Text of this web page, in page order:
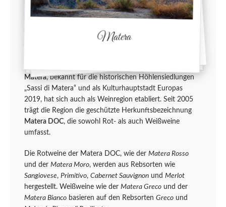
Matera, bekannt für die historischen Höhlensiedlungen
„Sassi di Matera“ und als Kulturhauptstadt Europas
2019, hat sich auch als Weinregion etabliert. Seit 2005
trägt die Region die geschützte Herkunftsbezeichnung
Matera DOC, die sowohl Rot- als auch Weißweine
umfasst.
Die Rotweine der Matera DOC, wie der Matera Rosso
und der Matera Moro, werden aus Rebsorten wie
Sangiovese, Primitivo, Cabernet Sauvignon und Merlot
hergestellt. Weißweine wie der Matera Greco und der
Matera Bianco basieren auf den Rebsorten Greco und
Matera